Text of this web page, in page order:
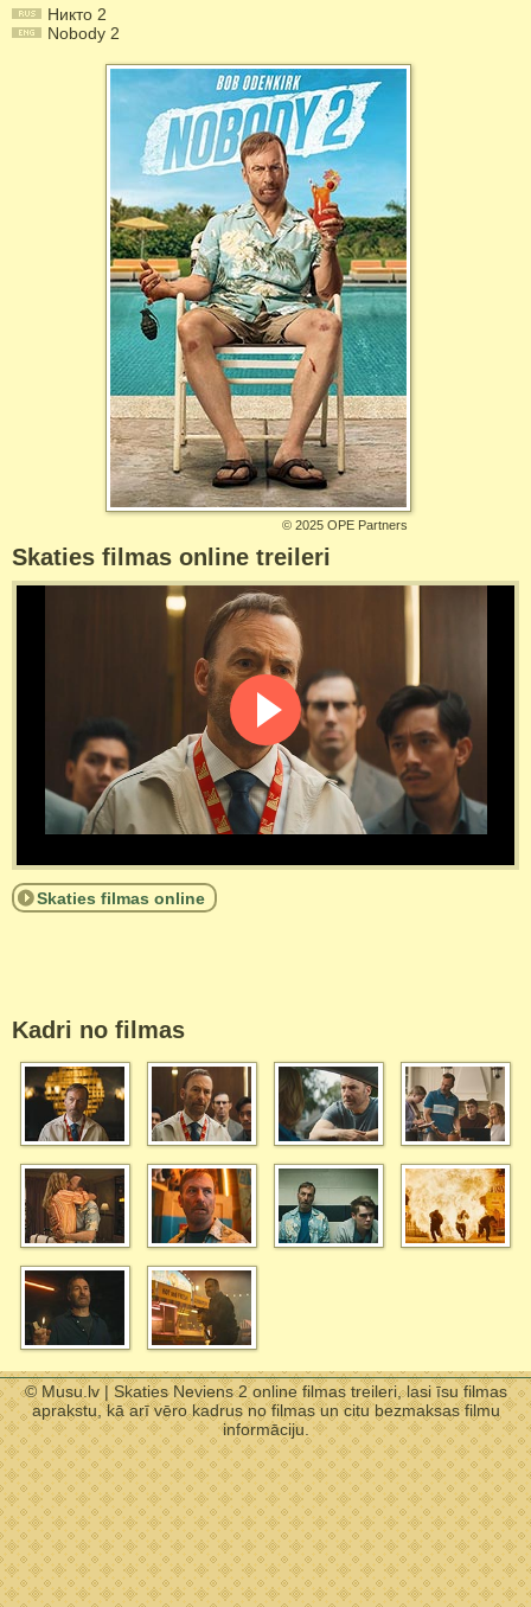
Никто 2
Nobody 2
© 2025 OPE Partners
Skaties filmas online treileri
Skaties filmas online
Kadri no filmas
© Musu.lv | Skaties Neviens 2 online filmas treileri, lasi īsu filmas
aprakstu, kā arī vēro kadrus no filmas un citu bezmaksas filmu
informāciju.